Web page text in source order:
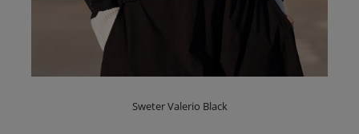
Sweter Valerio Black